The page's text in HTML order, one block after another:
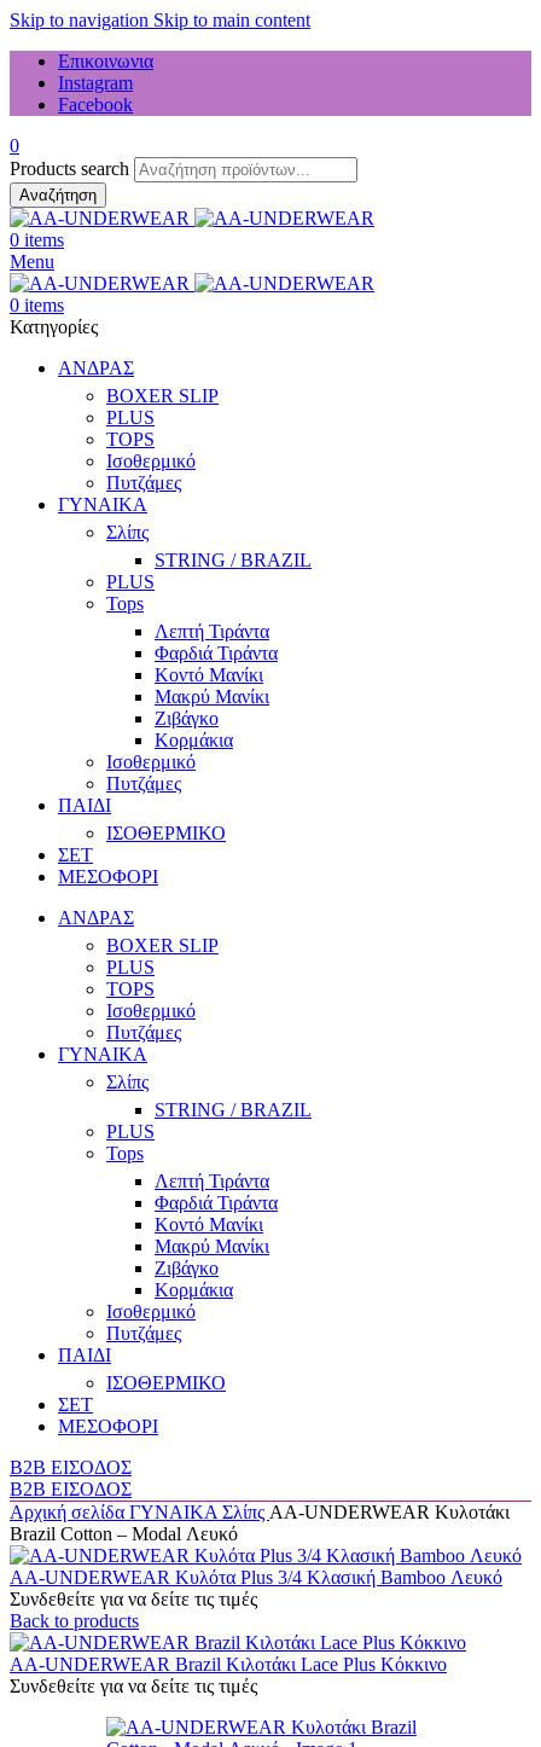
Skip to navigation Skip to main content
Επικοινωνια
Instagram
Facebook
0
Products search
Αναζήτηση
0 items
Menu
0 items
Κατηγορίες
ΑΝΔΡΑΣ
BOXER SLIP
PLUS
TOPS
Ισοθερμικό
Πυτζάμες
ΓΥΝΑΙΚΑ
Σλίπς
STRING / BRAZIL
PLUS
Tops
Λεπτή Τιράντα
Φαρδιά Τιράντα
Κοντό Μανίκι
Μακρύ Μανίκι
Ζιβάγκο
Κορμάκια
Ισοθερμικό
Πυτζάμες
ΠΑΙΔΙ
ΙΣΟΘΕΡΜΙΚΟ
ΣΕΤ
ΜΕΣΟΦΟΡΙ
ΑΝΔΡΑΣ
BOXER SLIP
PLUS
TOPS
Ισοθερμικό
Πυτζάμες
ΓΥΝΑΙΚΑ
Σλίπς
STRING / BRAZIL
PLUS
Tops
Λεπτή Τιράντα
Φαρδιά Τιράντα
Κοντό Μανίκι
Μακρύ Μανίκι
Ζιβάγκο
Κορμάκια
Ισοθερμικό
Πυτζάμες
ΠΑΙΔΙ
ΙΣΟΘΕΡΜΙΚΟ
ΣΕΤ
ΜΕΣΟΦΟΡΙ
B2B ΕΙΣΟΔΟΣ
B2B ΕΙΣΟΔΟΣ
Αρχική σελίδα ΓΥΝΑΙΚΑ Σλίπς AA-UNDERWEAR Κυλοτάκι
Brazil Cotton – Modal Λευκό
AA-UNDERWEAR Κυλότα Plus 3/4 Κλασική Bamboo Λευκό
Συνδεθείτε για να δείτε τις τιμές
Back to products
AA-UNDERWEAR Brazil Κιλοτάκι Lace Plus Κόκκινο
Συνδεθείτε για να δείτε τις τιμές